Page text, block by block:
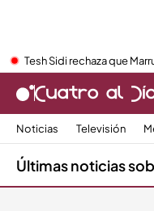
Tesh Sidi rechaza que
Noticias Televisión
Últimas noticias